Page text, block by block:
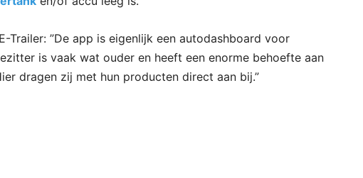
Trailer: ”De app is eigenlijk een autodashboard voor
is vaak wat ouder en heeft een enorme behoefte aan
dragen zij met hun producten direct aan bij.”